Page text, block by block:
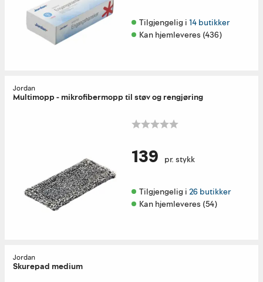
Tilgjengelig i 14 butikker
Kan hjemleveres (436)
Jordan
Multimopp - mikrofibermopp til støv og rengjøring
139 pr. stykk
Tilgjengelig i 26 butikker
Kan hjemleveres (54)
Jordan
Skurepad medium